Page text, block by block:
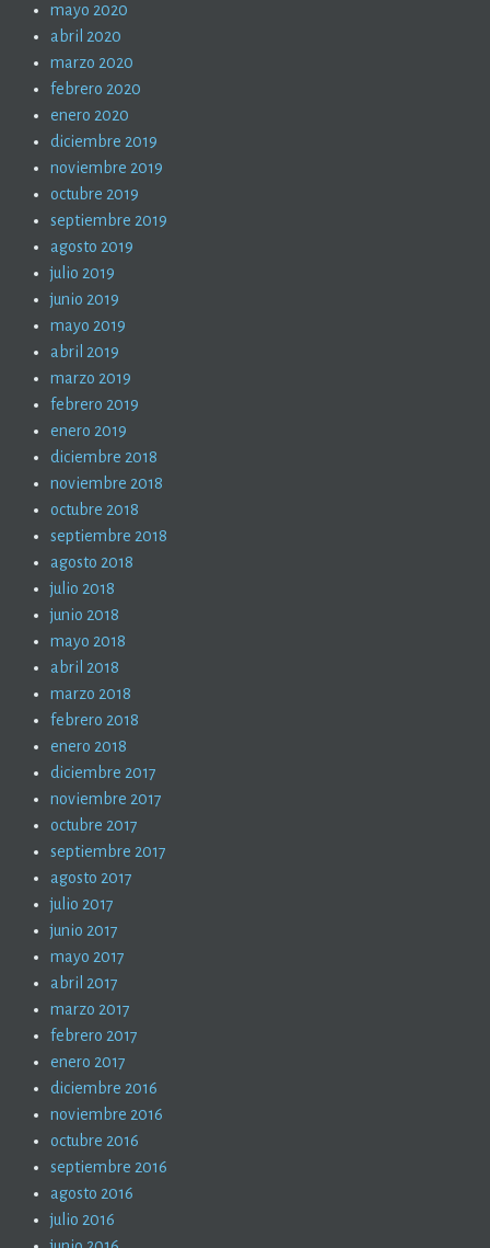
mayo 2020
abril 2020
marzo 2020
febrero 2020
enero 2020
diciembre 2019
noviembre 2019
octubre 2019
septiembre 2019
agosto 2019
julio 2019
junio 2019
mayo 2019
abril 2019
marzo 2019
febrero 2019
enero 2019
diciembre 2018
noviembre 2018
octubre 2018
septiembre 2018
agosto 2018
julio 2018
junio 2018
mayo 2018
abril 2018
marzo 2018
febrero 2018
enero 2018
diciembre 2017
noviembre 2017
octubre 2017
septiembre 2017
agosto 2017
julio 2017
junio 2017
mayo 2017
abril 2017
marzo 2017
febrero 2017
enero 2017
diciembre 2016
noviembre 2016
octubre 2016
septiembre 2016
agosto 2016
julio 2016